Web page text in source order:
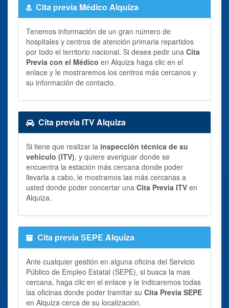
Cita previa Médico Alquiza
Tenemos información de un gran número de
hospitales y centros de atención primaria repartidos
por todo el territorio nacional. Si desea pedir una Cita
Previa con el Médico en Alquiza haga clic en el
enlace y le mostraremos los centros más cercanos y
su información de contacto.
Cita previa ITV Alquiza
Si tiene que realizar la inspección técnica de su
vehiculo (ITV), y quiere averiguar donde se
encuentra la estación más cercana donde poder
llevarla a cabo, le mostramos las más cercanas a
usted donde poder concertar una Cita Previa ITV en
Alquiza.
Cita previa SEPE Alquiza
Ante cualquier gestión en alguna oficina del Servicio
Público de Empleo Estatal (SEPE), si busca la mas
cercana, haga clic en el enlace y le indicaremos todas
las oficinas donde poder tramitar su Cita Previa SEPE
en Alquiza cerca de su localización.